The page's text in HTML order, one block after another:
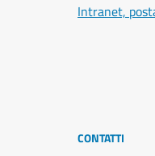
Intranet,
CONTATTI